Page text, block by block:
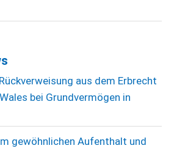
aus dem Erbrecht
bei Grundvermögen in
gewöhnlichen Aufenthalt und